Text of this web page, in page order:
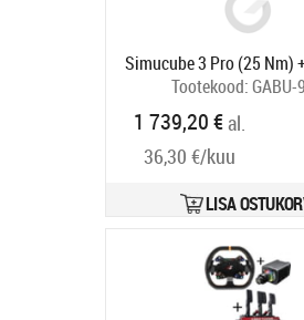
Simucube 3 Pro (25 Nm)
Tootekood:GABU-
1 739,20 €al.
36,30 €/kuu
LISA